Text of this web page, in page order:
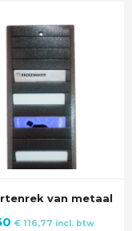
van metaal
€ 116,77 incl. btw